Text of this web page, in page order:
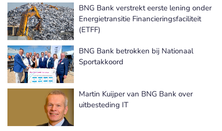
BNG Bank verstrekt eerste lening onder
Energietransitie Financieringsfaciliteit
(ETFF)
BNG Bank betrokken bij Nationaal
Sportakkoord
Martin Kuijper van BNG Bank over
uitbesteding IT